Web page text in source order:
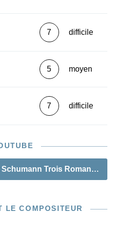
7 difficile
5 moyen
7 difficile
Trois Romances op.
LE COMPOSITEUR